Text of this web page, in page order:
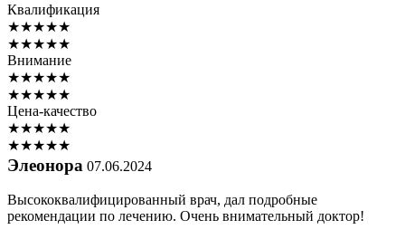
Квалификация
★★★★★
★★★★★
Внимание
★★★★★
★★★★★
Цена-качество
★★★★★
★★★★★
Элеонора 07.06.2024
Высококвалифицированный врач, дал подробные
рекомендации по лечению. Очень внимательный доктор!